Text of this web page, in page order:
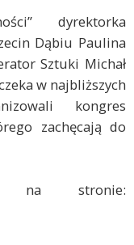
dyrektorka
Dąbiu Paulina
Sztuki Michał
w najbliższych
kongres
zachęcają do
na stronie: